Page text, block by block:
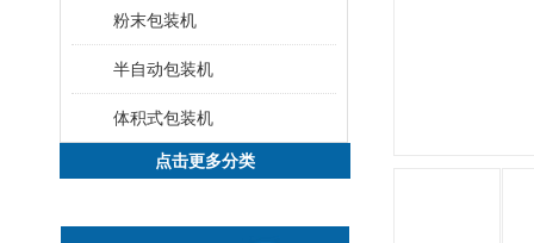
粉末包装机
半自动包装机
体积式包装机
点击更多分类